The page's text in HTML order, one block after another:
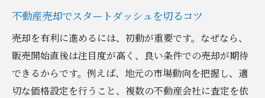
不動産売却でスタートダッシュを切るコツ
売却を有利に進めるには、初動が重要です。なぜなら、
販売開始直後は注目度が高く、良い条件での売却が期待
できるからです。例えば、地元の市場動向を把握し、適
切な価格設定を行うこと、複数の不動産会社に査定を依